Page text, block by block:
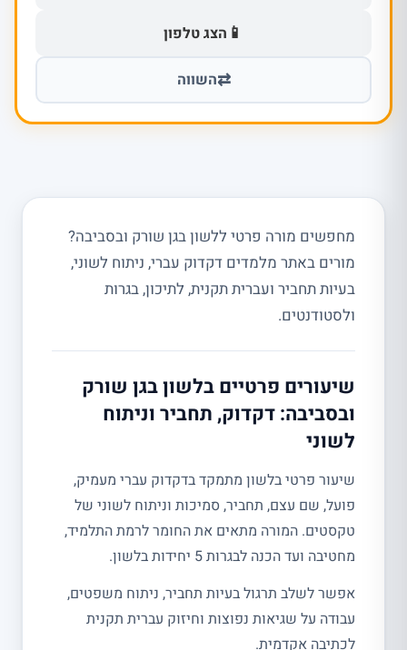
📱 הצג טלפון
⇄השווה
מחפשים מורה פרטי ללשון בגן שורק ובסביבה?
מורים באתר מלמדים דקדוק עברי, ניתוח לשוני,
בעיות תחביר ועברית תקנית, לתיכון, בגרות
ולסטודנטים.
שיעורים פרטיים בלשון בגן שורק
ובסביבה: דקדוק, תחביר וניתוח
לשוני
שיעור פרטי בלשון מתמקד בדקדוק עברי מעמיק,
פועל, שם עצם, תחביר, סמיכות וניתוח לשוני של
טקסטים. המורה מתאים את החומר לרמת התלמיד,
מחטיבה ועד הכנה לבגרות 5 יחידות בלשון.
אפשר לשלב תרגול בעיות תחביר, ניתוח משפטים,
עבודה על שגיאות נפוצות וחיזוק עברית תקנית
לכתיבה אקדמית.